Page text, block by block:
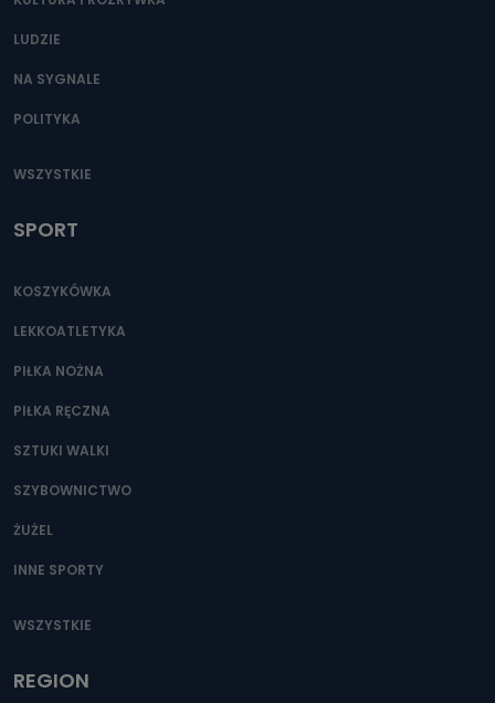
LUDZIE
NA SYGNALE
POLITYKA
WSZYSTKIE
SPORT
KOSZYKÓWKA
LEKKOATLETYKA
PIŁKA NOŻNA
PIŁKA RĘCZNA
SZTUKI WALKI
SZYBOWNICTWO
ŻUŻEL
INNE SPORTY
WSZYSTKIE
REGION